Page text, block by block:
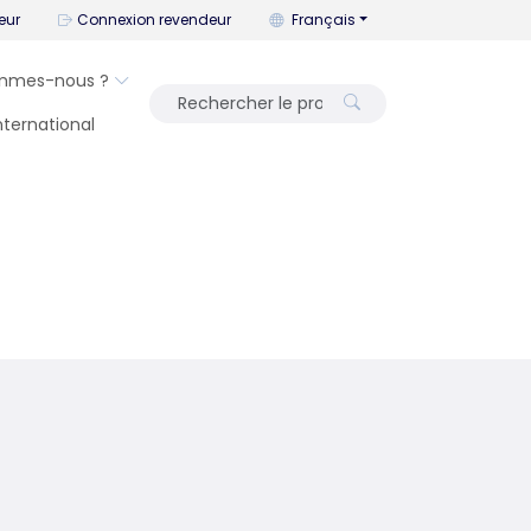
Connexion revendeur Vous pouvez changer la
Français
nous ?